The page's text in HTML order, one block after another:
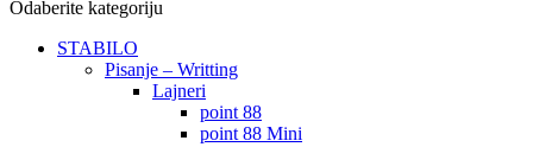
Odaberite kategoriju
STABILO
Pisanje – Writting
Lajneri
point 88
point 88 Mini